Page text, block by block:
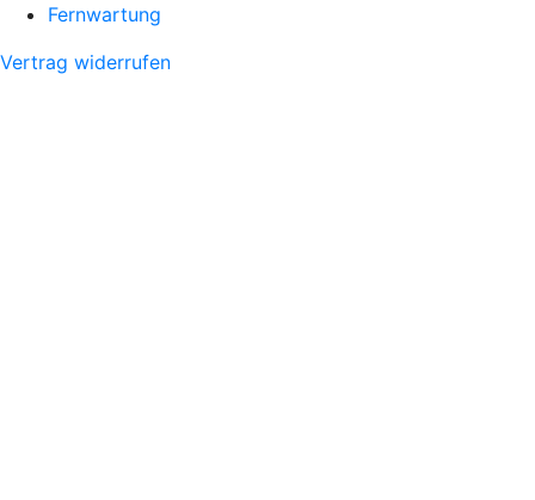
Fernwartung
Vertrag widerrufen